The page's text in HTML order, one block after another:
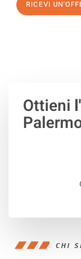
RICEVI
Ottieni
CHI